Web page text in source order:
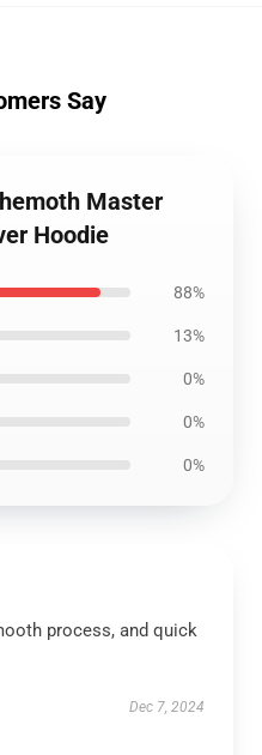
Say
Master
Hoodie
88%
13%
0%
0%
0%
process, and quick
Dec 7, 2024